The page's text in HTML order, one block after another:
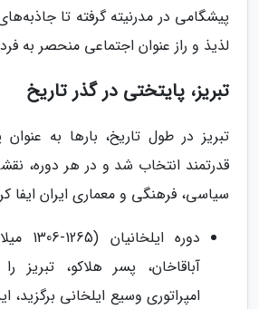
پیشگامی در مدرنیته گرفته تا
لذیذ و راز عنوان اجتماعی منحصر به
تبریز، پایتختی در گذر تاریخ
تبریز در طول تاریخ، بارها به
قدرتمند انتخاب شد و در هر دوره،
سیاسی، فرهنگی و معماری ایران ایفا
دوره
آباقاخان، پسر هلاکو، تبریز
امپراتوری وسیع ایلخانی